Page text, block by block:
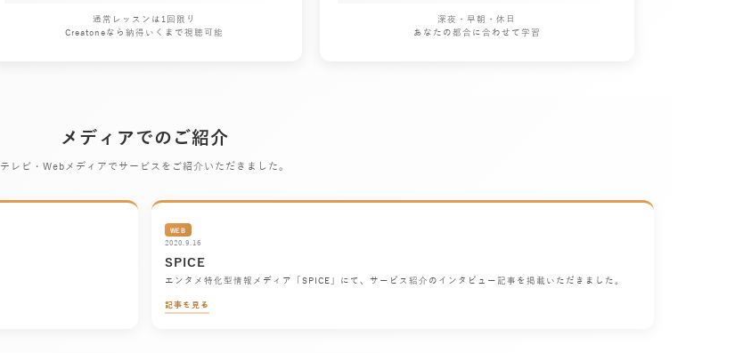
通常レッスンは1回限り
Creatoneなら納得いくまで視聴可能
深夜・早朝・休日
あなたの都合に合わせて学習
メディアでのご紹介
テレビ・Webメディアでサービスをご紹介いただきました。
WEB
2020.9.16
SPICE
エンタメ特化型情報メディア「SPICE」にて、サービス紹介のインタビュー記事を掲載いただきました。
記事を見る